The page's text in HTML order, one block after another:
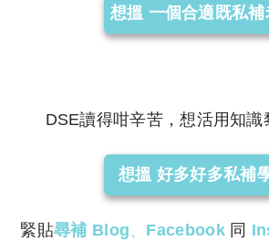
想搵 一個合適既私補
DSE讀得咁辛苦，想活用知識
想搵 好多好多私補
緊貼尋補 Blog、 Facebook 同